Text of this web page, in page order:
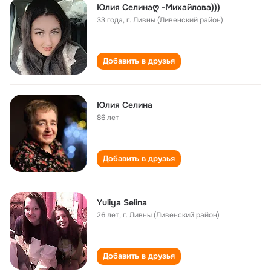
Юлия Селинаღ -Михайлова)))
33 года,г. Ливны (Ливенский район)
Добавить в друзья
Юлия Селина
86 лет
Добавить в друзья
Yuliya Selina
26 лет,г. Ливны (Ливенский район)
Добавить в друзья